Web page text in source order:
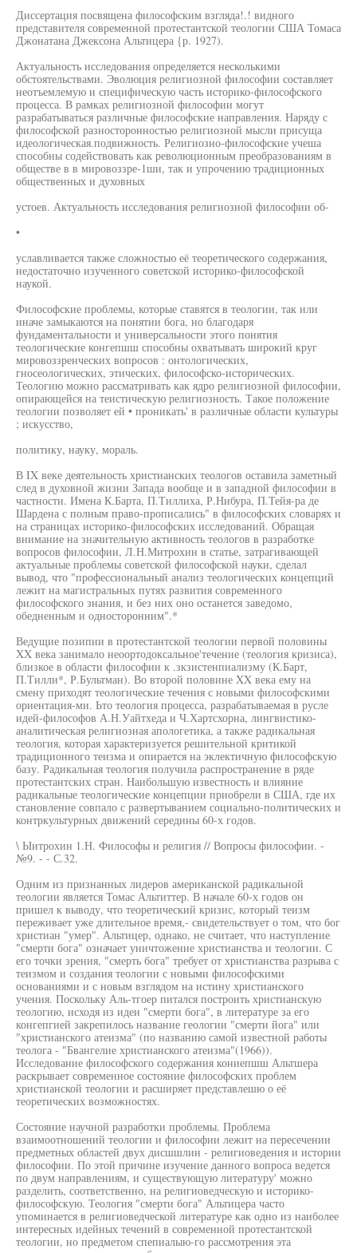
Диссертация посвящена философским взгляда!.! видного
представителя современной протестантской теологии США Томаса
Джонатана Джексона Альтицера {р. 1927).
Актуальность исследования определяется несколькими
обстоятельствами. Эволюция религиозной философии составляет
неотъемлемую и специфическую часть историко-философского
процесса. В рамках религиозной философии могут
разрабатываться различные философские направления. Наряду с
философской разносторонностью религиозной мысли присуща
идеологическая.подвижность. Религиозно-философские учеша
способны содействовать как революционным преобразованиям в
обществе в в мировоззре-1ши, так и упрочению традиционных
общественных и духовных
устоев. Актуальность исследования религиозной философии об-
•
уславливается также сложностью её теоретического содержания,
недостаточно изученного советской историко-философской
наукой.
Философские проблемы, которые ставятся в теологии, так или
иначе замыкаются на понятии бога, но благодаря
фундаментальности и универсальности этого понятия
теологические конгепшш способны охватывать широкий круг
мировоззренческих вопросов : онтологических,
гносеологических, этических, философско-исторических.
Теологию можно рассматривать как ядро религиозной философии,
опирающейся на теистическую религиозность. Такое положение
теологии позволяет ей • проникать' в различные области культуры
; искусство,
политику, науку, мораль.
В IX веке деятельность христианских теологов оставила заметный
след в духовной жизни Запада вообще и в западной философии в
частности. Имена К.Барта, П.Тиллиха, Р.Нибура, П.Тейя-ра де
Шардена с полным право-прописались" в философских словарях и
на страницах историко-философских исследований. Обращая
внимание на значительную активность теологов в разработке
вопросов философии, Л.Н.Митрохин в статье, затрагивающей
актуальные проблемы советской философской науки, сделал
вывод, что "профессиональный анализ теологических концепций
лежит на магистральных путях развития современного
философского знания, и без них оно останется заведомо,
обедненным и односторонним".*
Ведущие позипии в протестантской теологии первой половины
XX века занимало неоортодоксальное'течение (теология кризиса),
близкое в области философии к .зкзистенпиализму (К.Барт,
П.Тилли*, Р.Бультман). Во второй половине XX века ему на
смену приходят теологические течения с новыми философскими
ориентация-ми. Ьто теология процесса, разрабатываемая в русле
идей-философов А.Н.Уайтхеда и Ч.Хартсхорна, лингвистико-
аналитическая религиозная апологетика, а также радикальная
теология, которая характеризуется решительной критикой
традиционного теизма и опирается на эклектичную философскую
базу. Радикальная теология получила распространение в ряде
протестантских стран. Наибольшую известность и влияние
радикальные теологические концепции приобрели в США, где их
становление совпало с развертыванием социально-политических и
контркультурных движений середины 60-х годов.
\ Ыитрохин 1.Н. Философы и религия // Вопросы философии. -
№9. - - С.32.
Одним из признанных лидеров американской радикальной
теологии является Томас Альтиттер. В начале 60-х годов он
пришел к выводу, что теоретический кризис, который теизм
переживает уже длительное время,- свидетельствует о том, что бог
христиан "умер". Альтицер, однако, не считает, что наступление
"смерти бога" означает уничтожение христианства и теологии. С
его точки зрения, "смерть бога" требует от христианства разрыва с
теизмом и создания теологии с новыми философскими
основаниями и с новым взглядом на истину христианского
учения. Поскольку Аль-тгоер питался построить христианскую
теологию, исходя из идеи "смерти бога", в литературе за его
конгепгией закрепилось название геологии "смерти йога" или
"христианского атеизма" (по названию самой известной работы
теолога - "Бвангелие христианского атеизма"(1966)).
Исследование философского содержания кониепшш Альтшера
раскрывает современное состояние философских проблем
христианской теологии и расширяет представлешю о её
теоретических возможностях.
Состояние научной разработки проблемы. Проблема
взаимоотношений теологии и философии лежит на пересечении
предметных областей двух дисшшлин - религиоведения и истории
философии. По этой причине изучение данного вопроса ведется
по двум направлениям, и существующую литературу' можно
разделить, соответственно, на религиоведческую и историко-
философскую. Теология "смерти бога" Альтицера часто
упоминается в религиоведческой литературе как одно из наиболее
интересных идейных течений в современной протестантской
теологии, но предметом спепиалыю-го рассмотрения эта